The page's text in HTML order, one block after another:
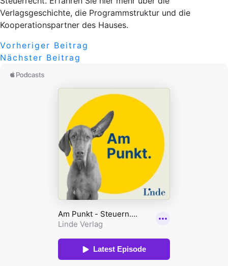
Verlagsgeschichte, die Programmstruktur und die
Kooperationspartner des Hauses.
Beitragsnavigation
Vorheriger Beitrag
Nächster Beitrag